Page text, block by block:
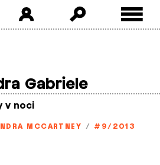
Gabriele
v noci
MCCARTNEY / #9/2013